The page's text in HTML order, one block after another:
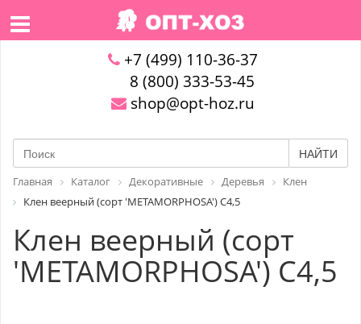
+7 (499) 110-36-37
8 (800) 333-53-45
shop@opt-hoz.ru
НАЙТИ
Главная Каталог Декоративные Деревья
Клен
Клен веерный (сорт 'METAMORPHOSA') C4,5
Клен веерный (сорт
'METAMORPHOSA') C4,5